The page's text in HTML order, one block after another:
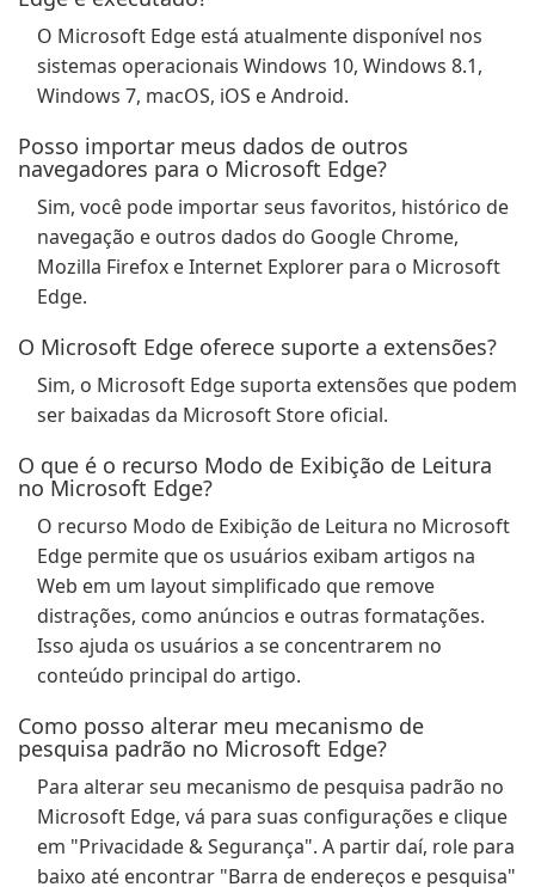
O Microsoft Edge está atualmente disponível nos
sistemas operacionais Windows 10, Windows 8.1,
Windows 7, macOS, iOS e Android.
Posso importar meus dados de outros
navegadores para o Microsoft Edge?
Sim, você pode importar seus favoritos, histórico de
navegação e outros dados do Google Chrome,
Mozilla Firefox e Internet Explorer para o Microsoft
Edge.
O Microsoft Edge oferece suporte a extensões?
Sim, o Microsoft Edge suporta extensões que podem
ser baixadas da Microsoft Store oficial.
O que é o recurso Modo de Exibição de Leitura
no Microsoft Edge?
O recurso Modo de Exibição de Leitura no Microsoft
Edge permite que os usuários exibam artigos na
Web em um layout simplificado que remove
distrações, como anúncios e outras formatações.
Isso ajuda os usuários a se concentrarem no
conteúdo principal do artigo.
Como posso alterar meu mecanismo de
pesquisa padrão no Microsoft Edge?
Para alterar seu mecanismo de pesquisa padrão no
Microsoft Edge, vá para suas configurações e clique
em "Privacidade & Segurança". A partir daí, role para
baixo até encontrar "Barra de endereços e pesquisa"